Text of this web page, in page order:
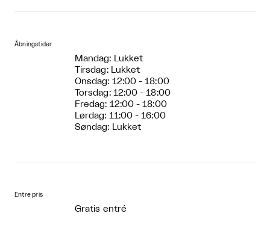
Åbningstider
Mandag: Lukket
Tirsdag: Lukket
Onsdag: 12:00 - 18:00
Torsdag: 12:00 - 18:00
Fredag: 12:00 - 18:00
Lørdag: 11:00 - 16:00
Søndag: Lukket
Entre pris
Gratis entré